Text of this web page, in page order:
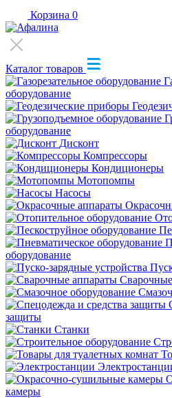
Корзина 0
Каталог товаров
оборудование
оборудование
Дисконт
Компрессоры
Кондиционеры
Мотопомпы
Насосы
оборудование
защиты
Станки
камеры